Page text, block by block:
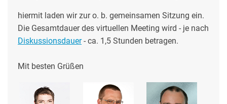
hiermit laden wir zur o. b. gemeinsamen Sitzung ein.
Die Gesamtdauer des virtuellen Meeting wird - je nach
Diskussionsdauer- ca. 1,5 Stunden betragen.
Mit besten Grüßen